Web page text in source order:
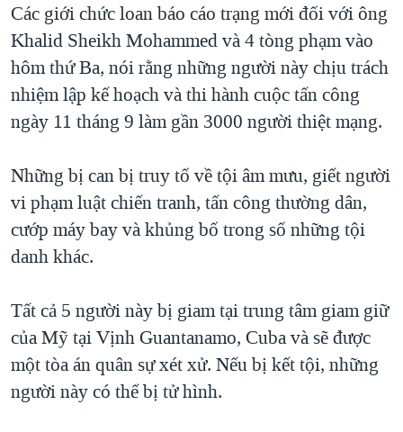
TRỊNH VĨNH BÌNH VS. CHÍNH PHỦ VIỆT NAM
NGƯ DÂN VIỆT VÀ LÀN SÓNG TRỘM HẢI SÂM
BÊN KIA QUỐC LỘ: TIẾNG VỌNG TỪ NÔNG THÔN MỸ
QUAN HỆ VIỆT MỸ
Các giới chức loan báo cáo trạng mới đối với ông
Khalid Sheikh Mohammed và 4 tòng phạm vào
hôm thứ Ba, nói rằng những người này chịu trách
nhiệm lập kế hoạch và thi hành cuộc tấn công
ngày 11 tháng 9 làm gần 3000 người thiệt mạng.
Những bị can bị truy tố về tội âm mưu, giết người
vi phạm luật chiến tranh, tấn công thường dân,
cướp máy bay và khủng bố trong số những tội
danh khác.
Tất cả 5 người này bị giam tại trung tâm giam giữ
của Mỹ tại Vịnh Guantanamo, Cuba và sẽ được
một tòa án quân sự xét xử. Nếu bị kết tội, những
người này có thể bị tử hình.